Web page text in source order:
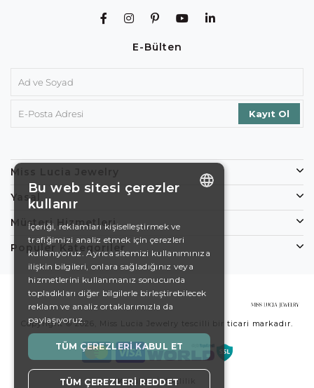
E-Bülten
Miss Lucia Jewelry
Yasal
Müşteri Hizmetleri
Popüler Kategoriler
Copyright © 2026, Miss Lucia Jewelry tescilli bir ticari markadır.
Koşullar Gizlilik
DE
EN
SWEDISH
TURKISH
Bu web sitesi çerezler
kullanır
İçeriği, reklamları kişiselleştirmek ve
trafiğimizi analiz etmek için çerezleri
kullanıyoruz. Ayrıca sitemizi kullanımınıza
ilişkin bilgileri, onlara sağladığınız veya
hizmetlerini kullanmanız sonucunda
topladıkları diğer bilgilerle birleştirebilecek
reklam ve analiz ortaklarımızla da
paylaşıyoruz.
TÜM ÇEREZLERI KABUL ET
TÜM ÇEREZLERI REDDET